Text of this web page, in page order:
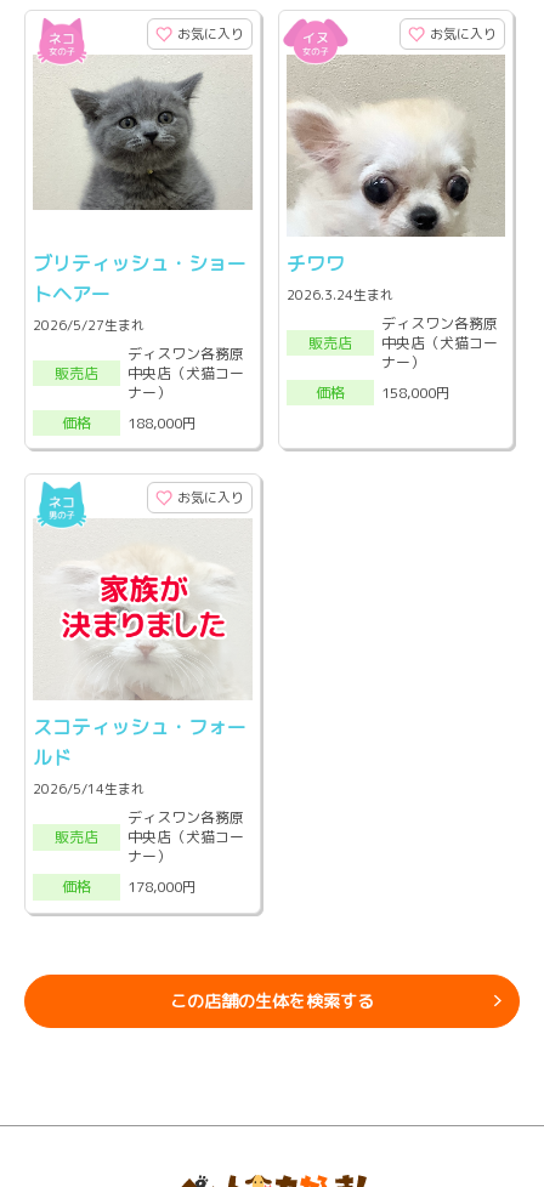
お気に入り
ブリティッシュ・ショー
トヘアー
2026/5/27生まれ
販売店
ディスワン各務原
中央店（犬猫コー
ナー）
価格
188,000円
お気に入り
チワワ
2026.3.24生まれ
販売店
ディスワン各務原
中央店（犬猫コー
ナー）
価格
158,000円
お気に入り
スコティッシュ・フォー
ルド
2026/5/14生まれ
販売店
ディスワン各務原
中央店（犬猫コー
ナー）
価格
178,000円
この店舗の生体を検索する